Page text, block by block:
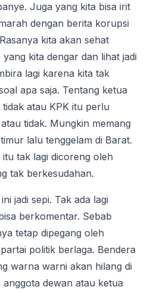
Juga yang kita bisa irit
dengan berita korupsi
kita akan sehat
kita dengar dan lihat jadi
lagi karena kita tak
apa saja. Tentang ketua
atau KPK itu perlu
tidak. Mungkin memang
lalu tenggelam di Barat.
tak lagi dicoreng oleh
tak berkesudahan.
jadi sepi. Tak ada lagi
berkomentar. Sebab
tetap dipegang oleh
politik berlaga. Bendera
warna warni akan hilang di
dewan atau ketua